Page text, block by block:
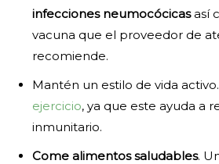
infecciones neumocócicasasí
vacuna que el proveedor de
recomiende.
Mantén un estilo de vida
ejercicio, ya que este ayuda a
inmunitario.
Come alimentos saludables.